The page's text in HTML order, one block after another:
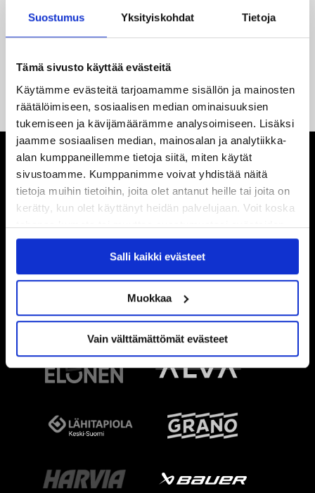
Suostumus Yksityiskohdat Tietoja
Tämä sivusto käyttää evästeitä
Käytämme evästeitä tarjoamamme sisällön ja mainosten
räätälöimiseen, sosiaalisen median ominaisuuksien
tukemiseen ja kävijämäärämme analysoimiseen. Lisäksi
jaamme sosiaalisen median, mainosalan ja analytiikka-
alan kumppaneillemme tietoja siitä, miten käytät
sivustoamme. Kumppanimme voivat yhdistää näitä
tietoja muihin tietoihin, joita olet antanut heille tai joita on
kerätty, kun olet käyttänyt heidän palvelujaan. Voit koska
tahansa kumota tai muuttaa suostumustasi evästeiden
käytöstäEvästeet-sivultamme.
Salli kaikki evästeet
Muokkaa
Vain välttämättömät evästeet
yhteistyö jatkuu
Tuore Sveitsin mestari Juuso Arola JYP-puolustukseen
kahden vuoden sopimuksella